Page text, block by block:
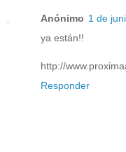
Anónimo 1 de
ya están!!
http://
Responder